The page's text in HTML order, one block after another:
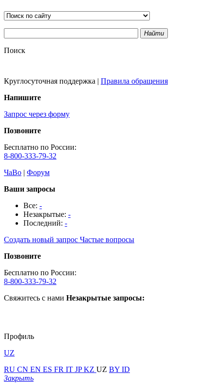
Найти
Поиск
Круглосуточная поддержка | Правила обращения
Напишите
Запрос через форму
Позвоните
Бесплатно по России:
8-800-333-79-32
ЧаВо | Форум
Ваши запросы
Все: -
Незакрытые: -
Последний: -
Создать новый запрос Частые вопросы
Позвоните
Бесплатно по России:
8-800-333-79-32
Свяжитесь с нами Незакрытые запросы:
Профиль
UZ
RU CN EN ES FR IT JPKZ UZ BY ID
Закрыть